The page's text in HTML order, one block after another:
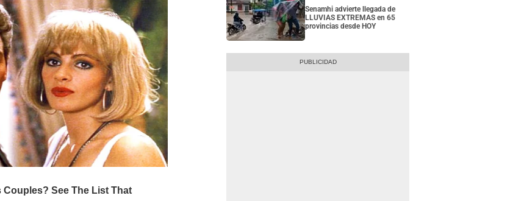
Senamhi advierte llegada de
LLUVIAS EXTREMAS en 65
provincias desde HOY